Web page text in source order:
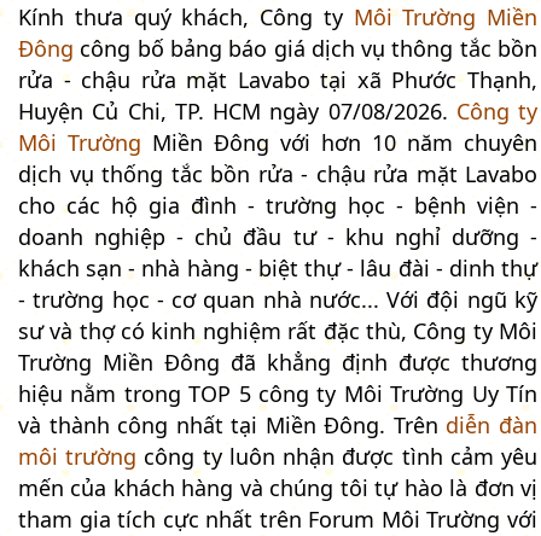
Kính thưa quý khách, Công ty Môi Trường Miền
Đông công bố bảng báo giá dịch vụ thông tắc bồn
rửa - chậu rửa mặt Lavabo tại xã Phước Thạnh,
Huyện Củ Chi, TP. HCM ngày 07/08/2026. Công ty
Môi Trường Miền Đông với hơn 10 năm chuyên
dịch vụ thống tắc bồn rửa - chậu rửa mặt Lavabo
cho các hộ gia đình - trường học - bệnh viện -
doanh nghiệp - chủ đầu tư - khu nghỉ dưỡng -
khách sạn - nhà hàng - biệt thự - lâu đài - dinh thự
- trường học - cơ quan nhà nước... Với đội ngũ kỹ
sư và thợ có kinh nghiệm rất đặc thù, Công ty Môi
Trường Miền Đông đã khẳng định được thương
hiệu nằm trong TOP 5 công ty Môi Trường Uy Tín
và thành công nhất tại Miền Đông. Trên diễn đàn
môi trường công ty luôn nhận được tình cảm yêu
mến của khách hàng và chúng tôi tự hào là đơn vị
tham gia tích cực nhất trên Forum Môi Trường với